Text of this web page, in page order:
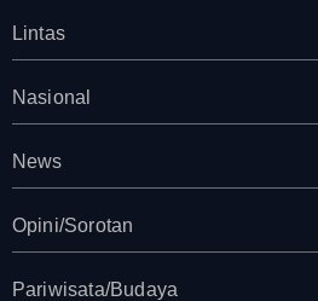
Lintas
Nasional
News
Opini/Sorotan
Pariwisata/Budaya